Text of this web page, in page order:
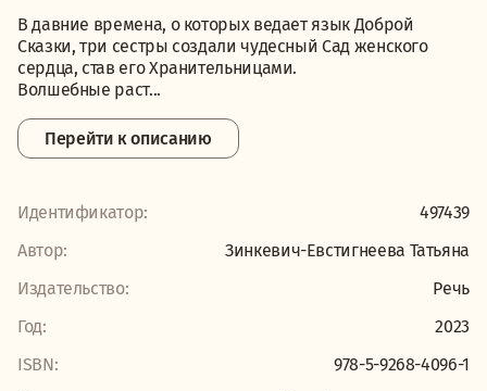
В давние времена, о которых ведает язык Доброй
Сказки, три сестры создали чудесный Сад женского
сердца, став его Хранительницами.
Волшебные раст...
Перейти к описанию
Идентификатор:
497439
Автор:
Зинкевич-Евстигнеева Татьяна
Издательство:
Речь
Год:
2023
ISBN:
978-5-9268-4096-1